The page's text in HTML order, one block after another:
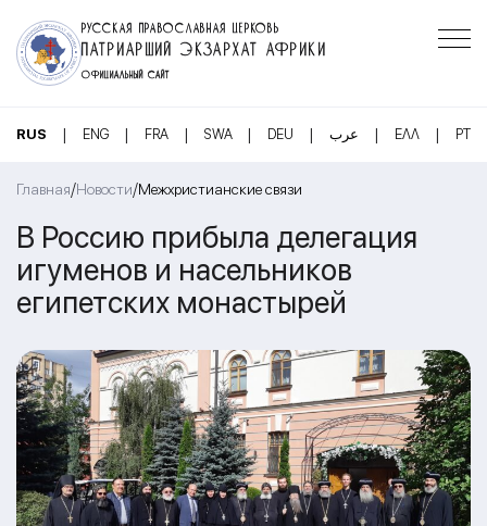
РУССКАЯ ПРАВОСЛАВНАЯ ЦЕРКОВЬ
ПАТРИАРШИЙ ЭКЗАРХАТ АФРИКИ
ОФИЦИАЛЬНЫЙ САЙТ
RUS | ENG | FRA | SWA | DEU | عرب | ΕΛΛ | PT
Главная/Новости/Межхристианские связи
В Россию прибыла делегация
игуменов и насельников
египетских монастырей